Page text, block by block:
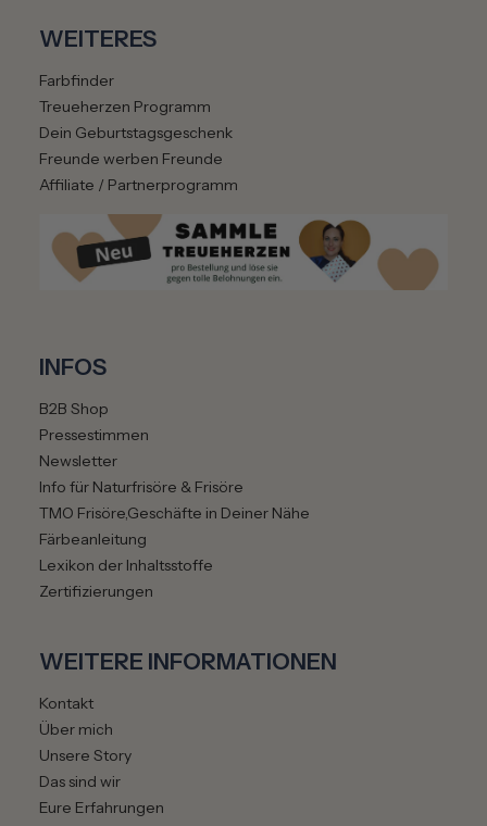
WEITERES
Farbfinder
Treueherzen Programm
Dein Geburtstagsgeschenk
Freunde werben Freunde
Affiliate / Partnerprogramm
INFOS
B2B Shop
Pressestimmen
Newsletter
Info für Naturfrisöre & Frisöre
TMO Frisöre,Geschäfte in Deiner Nähe
Färbeanleitung
Lexikon der Inhaltsstoffe
Zertifizierungen
WEITERE INFORMATIONEN
Kontakt
Über mich
Unsere Story
Das sind wir
Eure Erfahrungen